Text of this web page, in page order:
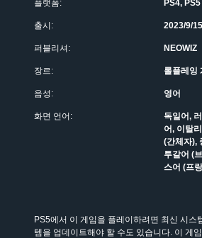
플랫폼: PS4, PS5
출시: 2023/9/15
퍼블리셔: NEOWIZ
장르: 롤플레잉
음성: 영어
화면 언어:
독일어,
어, 이탈
(간체자),
투갈어 (
스어 (프
PS5에서 이 게임을 플레이하려면 최신 시스
템을 업데이트해야 할 수도 있습니다. 이 게